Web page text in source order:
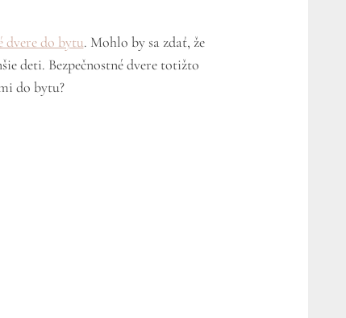
dvere do bytu. Mohlo by sa zdať, že
deti. Bezpečnostné dvere totižto
do bytu?